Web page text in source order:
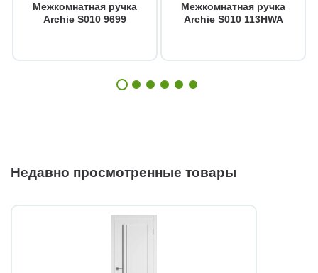
Межкомнатная ручка
Archie S010 9699
Межкомнатная ручка
Archie S010 113HWA
Недавно просмотренные товары